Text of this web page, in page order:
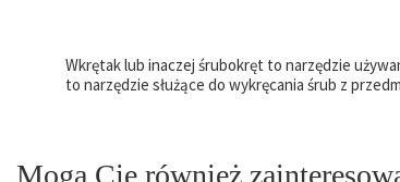
Wkrętak lub inaczej śrubokręt to narzędzie
to narzędzie służące do wykręcania śrub z
Mogą Cię również